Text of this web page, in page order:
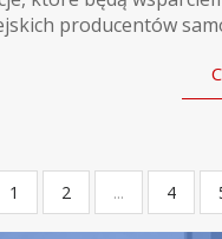
producentów
1 2 ... 4